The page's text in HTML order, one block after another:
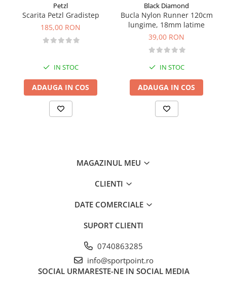
Petzl
Scarita Petzl Gradistep
185,00 RON
IN STOC
ADAUGA IN COS
Black Diamond
Bucla Nylon Runner 120cm
lungime, 18mm latime
39,00 RON
IN STOC
ADAUGA IN COS
MAGAZINUL MEU
CLIENTI
DATE COMERCIALE
SUPORT CLIENTI
0740863285
info@sportpoint.ro
SOCIAL URMARESTE-NE IN SOCIAL MEDIA